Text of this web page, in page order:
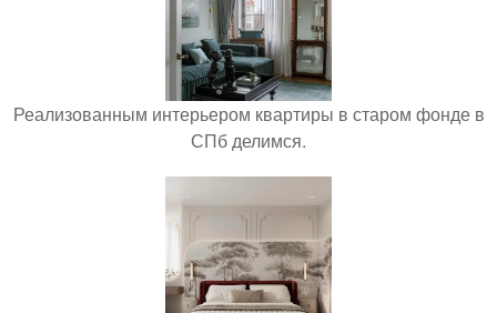
Реализованным интерьером квартиры в старом фонде в
СПб делимся.